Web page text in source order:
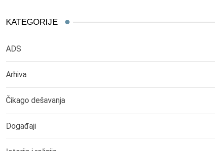
KATEGORIJE
ADS
Arhiva
Čikago dešavanja
Događaji